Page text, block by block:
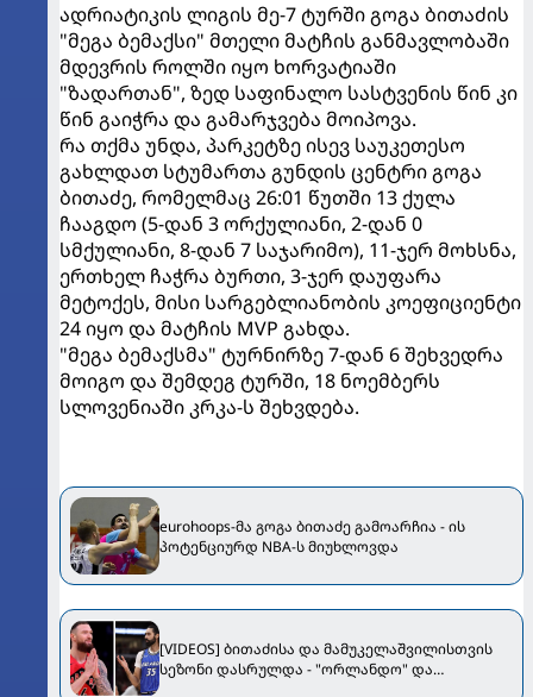
ადრიატიკის ლიგის მე-7 ტურში გოგა ბითაძის
"მეგა ბემაქსი" მთელი მატჩის განმავლობაში
მდევრის როლში იყო ხორვატიაში
"ზადართან", ზედ საფინალო სასტვენის წინ კი
წინ გაიჭრა და გამარჯვება მოიპოვა.
რა თქმა უნდა, პარკეტზე ისევ საუკეთესო
გახლდათ სტუმართა გუნდის ცენტრი გოგა
ბითაძე, რომელმაც 26:01 წუთში 13 ქულა
ჩააგდო (5-დან 3 ორქულიანი, 2-დან 0
სმქულიანი, 8-დან 7 საჯარიმო), 11-ჯერ მოხსნა,
ერთხელ ჩაჭრა ბურთი, 3-ჯერ დაუფარა
მეტოქეს, მისი სარგებლიანობის კოეფიციენტი
24 იყო და მატჩის MVP გახდა.
"მეგა ბემაქსმა" ტურნირზე 7-დან 6 შეხვედრა
მოიგო და შემდეგ ტურში, 18 ნოემბერს
სლოვენიაში კრკა-ს შეხვდება.
eurohoops-მა გოგა ბითაძე გამოარჩია - ის
პოტენციურდ NBA-ს მიუხლოვდა
[VIDEOS] ბითაძისა და მამუკელაშვილისთვის
სეზონი დასრულდა - "ორლანდო" და